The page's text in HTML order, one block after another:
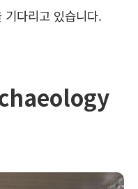
다리고 있습니다.